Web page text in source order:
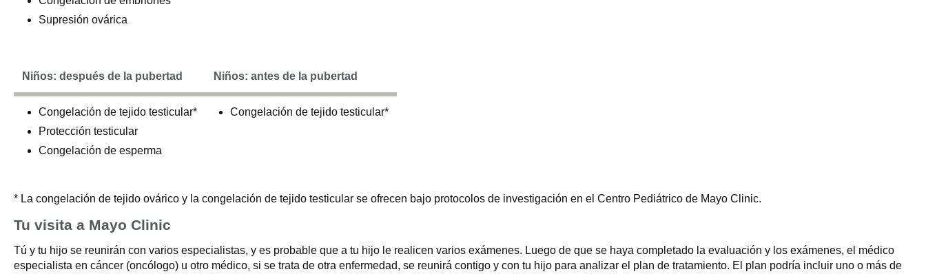
Supresión ovárica
Niños: después de la pubertad Niños: antes de la pubertad
Congelación de tejido testicular*
Protección testicular
Congelación de esperma
Congelación de tejido testicular*
* La congelación de tejido ovárico y la congelación de tejido testicular se ofrecen bajo protocolos de investigación en el Centro Pediátrico de Mayo Clinic.
Tu visita a Mayo Clinic
Tú y tu hijo se reunirán con varios especialistas, y es probable que a tu hijo le realicen varios exámenes. Luego de que se haya completado la evaluación y los exámenes, el médico
especialista en cáncer (oncólogo) u otro médico, si se trata de otra enfermedad, se reunirá contigo y con tu hijo para analizar el plan de tratamiento. El plan podría incluir uno o más de